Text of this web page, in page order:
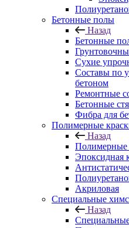
Бетонные полы
Назад
Бетонные
Сухие
Составы по
бетоном
Ремонтные
Бетонные
Фибра для
Полимерные
Назад
Полимерные
Эпоксидная
Акриловая
Специальные
Назад